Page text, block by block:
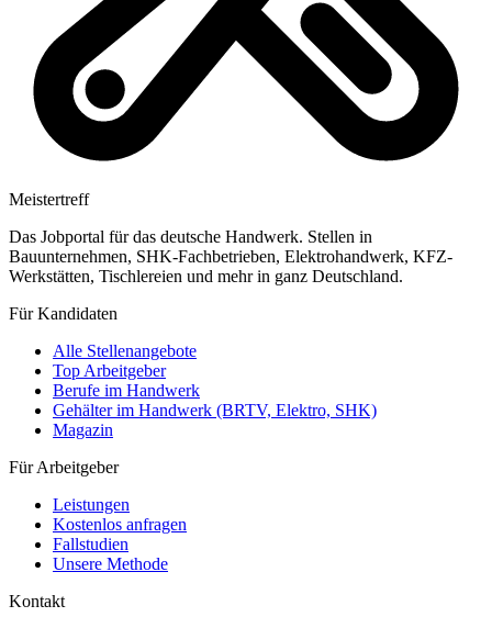
Meistertreff
Das Jobportal für das deutsche Handwerk. Stellen in
Bauunternehmen, SHK-Fachbetrieben, Elektrohandwerk, KFZ-
Werkstätten, Tischlereien und mehr in ganz Deutschland.
Für Kandidaten
Alle Stellenangebote
Top Arbeitgeber
Berufe im Handwerk
Gehälter im Handwerk (BRTV, Elektro, SHK)
Magazin
Für Arbeitgeber
Leistungen
Kostenlos anfragen
Fallstudien
Unsere Methode
Kontakt